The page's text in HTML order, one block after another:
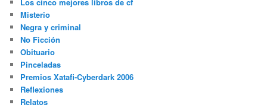
Misterio
Negra y criminal
No Ficción
Obituario
Pinceladas
Premios Xatafi-Cyberdark 2006
Reflexiones
Relatos